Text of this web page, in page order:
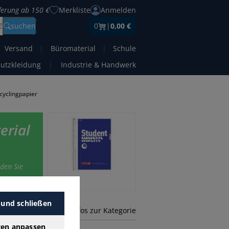
ab 150 € Merkliste
Anmelden
suchen 0 |0,00 €
Versand | Büromaterial |
Schule
| Industrie & Handwerk
Sie
mehr Infos zur Kategorie
schließen
anpassen